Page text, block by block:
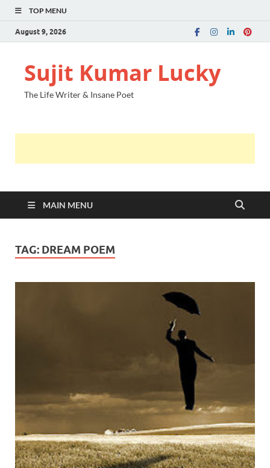
TOP MENU
August 9, 2026
Sujit Kumar Lucky
The Life Writer & Insane Poet
MAIN MENU
TAG: DREAM POEM